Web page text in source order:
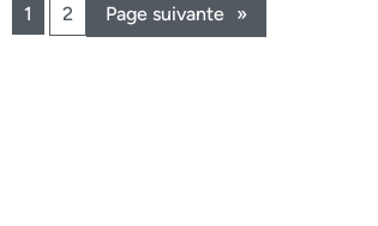
1 2 Page suivante »